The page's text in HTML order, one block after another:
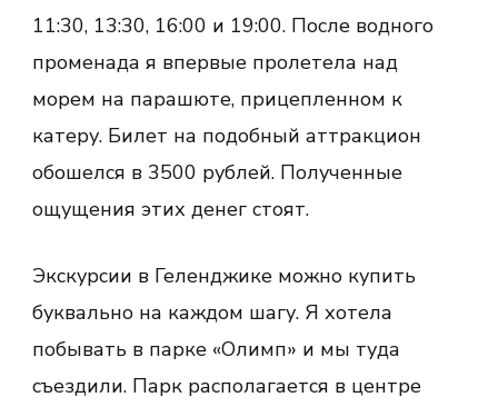
11:30, 13:30, 16:00 и 19:00. После водного
променада я впервые пролетела над
морем на парашюте, прицепленном к
катеру. Билет на подобный аттракцион
обошелся в 3500 рублей. Полученные
ощущения этих денег стоят.
Экскурсии в Геленджике можно купить
буквально на каждом шагу. Я хотела
побывать в парке «Олимп» и мы туда
съездили. Парк располагается в центре